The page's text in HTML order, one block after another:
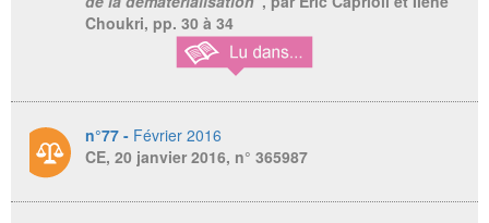
Choukri, pp. 30 à 34
n°77 - Février 2016
CE, 20 janvier 2016, n° 365987